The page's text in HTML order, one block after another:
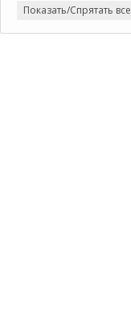
Показать/Спрятать все